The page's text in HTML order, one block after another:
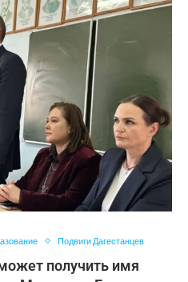
Подвиги Дагестанцев
получить имя